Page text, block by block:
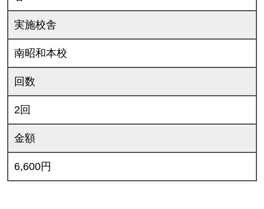
実施校舎
南昭和本校
回数
2回
金額
6,600円